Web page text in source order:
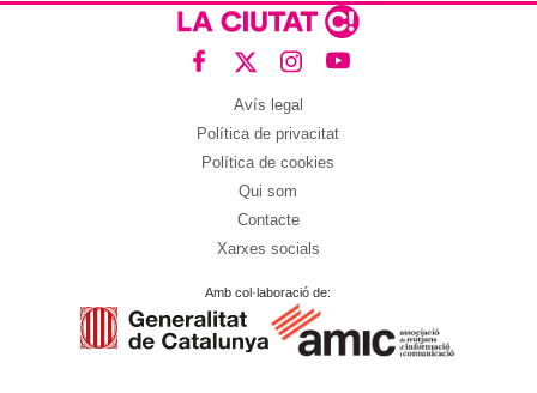
Avís legal
Política de privacitat
Política de cookies
Qui som
Contacte
Xarxes socials
Amb col·laboració de: